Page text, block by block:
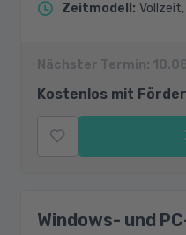
Zeitmodell :
Nächster Termin:
Kostenlos mit
Windows- und